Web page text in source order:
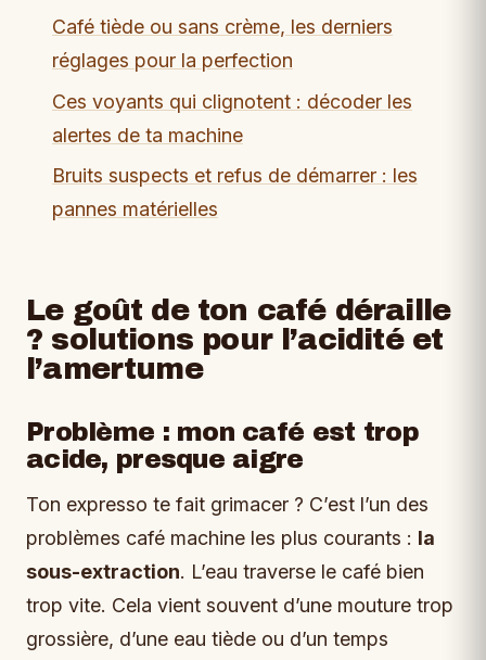
Café tiède ou sans crème, les derniers
réglages pour la perfection
Ces voyants qui clignotent : décoder les
alertes de ta machine
Bruits suspects et refus de démarrer : les
pannes matérielles
Le goût de ton café déraille
? solutions pour l’acidité et
l’amertume
Problème : mon café est trop
acide, presque aigre
Ton expresso te fait grimacer ? C’est l’un des
problèmes café machine les plus courants : la
sous-extraction. L’eau traverse le café bien
trop vite. Cela vient souvent d’une mouture trop
grossière, d’une eau tiède ou d’un temps